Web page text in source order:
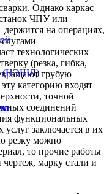
(ЦЭШЛ)
Однако каркас
ЧПУ или
держится на операциях,
технологических
(резка, гибка,
грубую
категорию входят
точной
соединений
функциональных
услуг заключается в их
резку можно
то прочие работы
марку стали и